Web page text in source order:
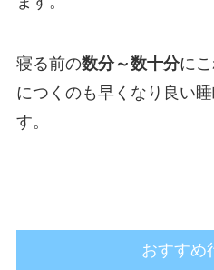
寝る前の数分～数十分に
につくのも早くなり良い
す。
おすすめ